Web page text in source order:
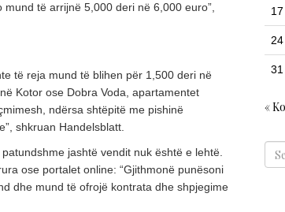
të arrijnë 5,000 deri në 6,000 euro”,
të reja mund të blihen për 1,500 deri në
Kotor ose Dobra Voda, apartamentet
ndërsa shtëpitë me pishinë
shkruan Handelsblatt.
jashtë vendit nuk është e lehtë.
ose portalet online: “Gjithmonë punësoni
dhe mund të ofrojë kontrata dhe shpjegime
17
24
31
«